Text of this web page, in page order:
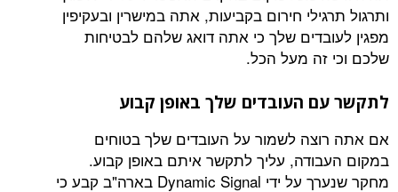
חירום בקביעות, אתה במישרין ובעקיפין
שלך כי אתה דואג שלהם לבטיחות
מעל הכל.
העובדים שלך באופן קבוע
לשמור על העובדים שלך בטוחים
עליך לתקשר איתם באופן קבוע.
מחקר שנערך על ידי Dynamic Signal בארה"ב קבע כי